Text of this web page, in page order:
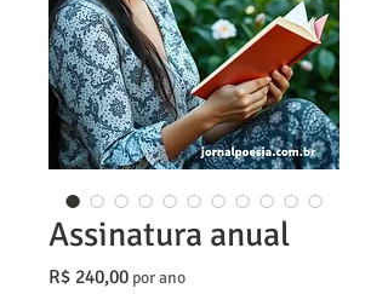
Assinatura anual
R$ 240,00Preço
por ano